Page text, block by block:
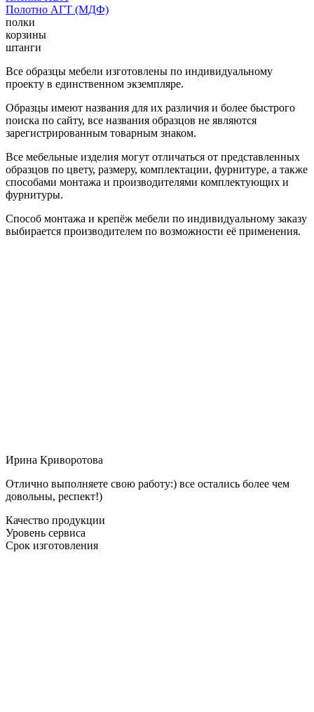
Полотно АГТ (МДФ)
полки
корзины
штанги
Все образцы мебели изготовлены по индивидуальному
проекту в единственном экземпляре.
Образцы имеют названия для их различия и более быстрого
поиска по сайту, все названия образцов не являются
зарегистрированным товарным знаком.
Все мебельные изделия могут отличаться от представленных
образцов по цвету, размеру, комплектации, фурнитуре, а также
способами монтажа и производителями комплектующих и
фурнитуры.
Способ монтажа и крепёж мебели по индивидуальному заказу
выбирается производителем по возможности её применения.
Ирина Криворотова
Отлично выполняете свою работу:) все остались более чем
довольны, респект!)
Качество продукции
Уровень сервиса
Срок изготовления